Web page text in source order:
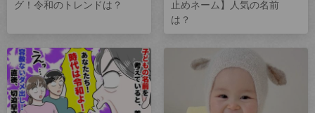
グ！令和のトレンドは？
止めネーム】人気の名前
は？